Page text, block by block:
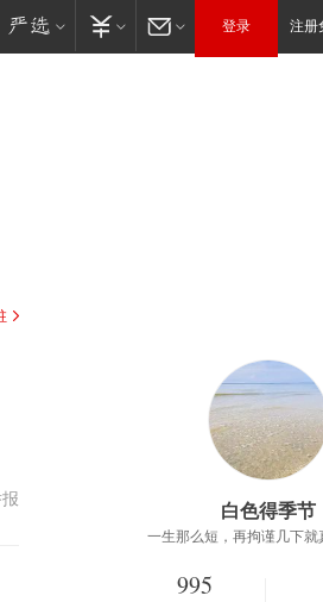
登录 注册
白色得季节
一生那么短，再拘谨几下就
995